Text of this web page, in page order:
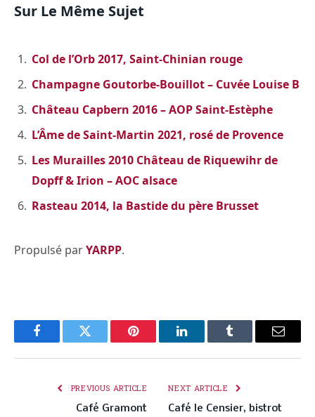
Sur Le Même Sujet
Col de l’Orb 2017, Saint-Chinian rouge
Champagne Goutorbe-Bouillot – Cuvée Louise B
Château Capbern 2016 – AOP Saint-Estèphe
L’Âme de Saint-Martin 2021, rosé de Provence
Les Murailles 2010 Château de Riquewihr de
Dopff & Irion – AOC alsace
Rasteau 2014, la Bastide du père Brusset
Propulsé parYARPP.
FacebookTwitter Pinterest LinkedInTumblr Email
PREVIOUS ARTICLE
Café Gramont
NEXT ARTICLE
Café le Censier, bistrot